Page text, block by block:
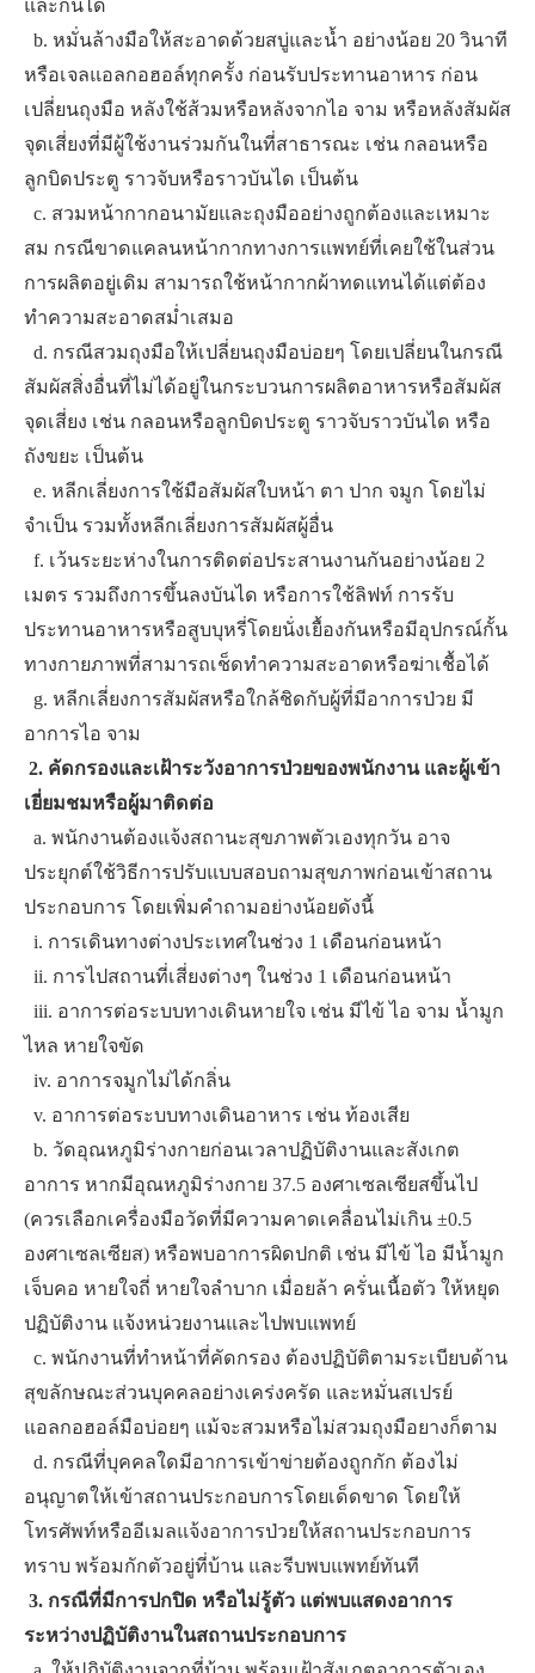
และกันได้
​ ​ ​b. ​หมั่นล้างมือให้สะอาดด้วยสบู่และน้ำ อย่างน้อย 20 วินาที
หรือเจลแอลกอฮอล์ทุกครั้ง ก่อนรับประทานอาหาร ก่อน
เปลี่ยนถุงมือ หลังใช้ส้วมหรือหลังจากไอ จาม หรือหลังสัมผัส
จุดเสี่ยงที่มีผู้ใช้งานร่วมกันในที่สาธารณะ เช่น กลอนหรือ
ลูกบิดประตู ราวจับหรือราวบันได เป็นต้น
​ ​ ​c. ​สวมหน้ากากอนามัยและถุงมืออย่างถูกต้องและเหมาะ
สม กรณีขาดแคลนหน้ากากทางการแพทย์ที่เคยใช้ในส่วน
การผลิตอยู่เดิม สามารถใช้หน้ากากผ้าทดแทนได้แต่ต้อง
ทำความสะอาดสม่ำเสมอ
​ ​ ​d. ​กรณีสวมถุงมือให้เปลี่ยนถุงมือบ่อยๆ โดยเปลี่ยนในกรณี
สัมผัสสิ่งอื่นที่ไม่ได้อยู่ในกระบวนการผลิตอาหารหรือสัมผัส
จุดเสี่ยง เช่น กลอนหรือลูกบิดประตู ราวจับราวบันได หรือ
ถังขยะ เป็นต้น
​ ​ ​e. หลีกเลี่ยงการใช้มือสัมผัสใบหน้า ตา ปาก จมูก โดยไม่
จำเป็น รวมทั้งหลีกเลี่ยงการสัมผัสผู้อื่น
​ ​ ​f. ​เว้นระยะห่างในการติดต่อประสานงานกันอย่างน้อย 2
เมตร รวมถึงการขึ้นลงบันได หรือการใช้ลิฟท์ การรับ
ประทานอาหารหรือสูบบุหรี่โดยนั่งเยื้องกันหรือมีอุปกรณ์กั้น
ทางกายภาพที่สามารถเช็ดทำความสะอาดหรือฆ่าเชื้อได้
​ ​ g.​ ​หลีกเลี่ยงการสัมผัสหรือใกล้ชิดกับผู้ที่มีอาการป่วย มี
อาการไอ จาม
​2. คัดกรองและเฝ้าระวังอาการป่วยของพนักงาน และผู้เข้า
เยี่ยมชมหรือผู้มาติดต่อ
​ ​ a.​ ​พนักงานต้องแจ้งสถานะสุขภาพตัวเองทุกวัน อาจ
ประยุกต์ใช้วิธีการปรับแบบสอบถามสุขภาพก่อนเข้าสถาน
ประกอบการ โดยเพิ่มคำถามอย่างน้อยดังนี้
​ ​ ​i. ​การเดินทางต่างประเทศในช่วง 1 เดือนก่อนหน้า
​ ​ ​ii. ​การไปสถานที่เสี่ยงต่างๆ ในช่วง 1 เดือนก่อนหน้า
​ ​ ​iii. ​อาการต่อระบบทางเดินหายใจ เช่น มีไข้ ไอ จาม น้ำมูก
ไหล หายใจขัด
​ ​ ​iv. ​อาการจมูกไม่ได้กลิ่น
​ ​ ​v. ​อาการต่อระบบทางเดินอาหาร เช่น ท้องเสีย
​ ​ ​b. วัดอุณหภูมิร่างกายก่อนเวลาปฏิบัติงานและสังเกต
อาการ หากมีอุณหภูมิร่างกาย 37.5 องศาเซลเซียสขึ้นไป
(ควรเลือกเครื่องมือวัดที่มีความคาดเคลื่อนไม่เกิน ±0.5
องศาเซลเซียส) หรือพบอาการผิดปกติ เช่น มีไข้ ไอ มีน้ำมูก
เจ็บคอ หายใจถี่ หายใจลำบาก เมื่อยล้า ครั่นเนื้อตัว ให้หยุด
ปฏิบัติงาน แจ้งหน่วยงานและไปพบแพทย์
​ ​ ​c. พนักงานที่ทำหน้าที่คัดกรอง ต้องปฏิบัติตามระเบียบด้าน
สุขลักษณะส่วนบุคคลอย่างเคร่งครัด และหมั่นสเปรย์
แอลกอฮอล์มือบ่อยๆ แม้จะสวมหรือไม่สวมถุงมือยางก็ตาม
​ ​ ​d. กรณีที่บุคคลใดมีอาการเข้าข่ายต้องถูกกัก ต้องไม่
อนุญาตให้เข้าสถานประกอบการโดยเด็ดขาด โดยให้
โทรศัพท์หรืออีเมลแจ้งอาการป่วยให้สถานประกอบการ
ทราบ พร้อมกักตัวอยู่ที่บ้าน และรีบพบแพทย์ทันที
3. กรณีที่มีการปกปิด หรือไม่รู้ตัว แต่พบแสดงอาการ
ระหว่างปฏิบัติงานในสถานประกอบการ